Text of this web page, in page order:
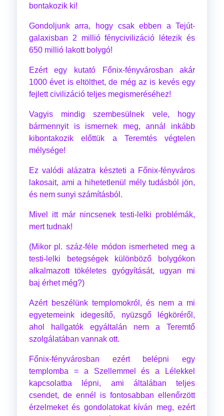
bontakozik ki!
Gondoljunk arra, hogy csak ebben a Tejút-
galaxisban 2 millió fénycivilizáció létezik és
650 millió lakott bolygó!
Ezért egy kutató Főnix-fényvárosban akár
1000 évet is eltölthet, de még az is kevés egy
fejlett civilizáció teljes megismeréséhez!
Vagyis mindig szembesülnek vele, hogy
bármennyit is ismernek meg, annál inkább
kibontakozik előttük a Teremtés végtelen
mélysége!
Ez valódi alázatra készteti a Főnix-fényváros
lakosait, ami a hihetetlenül mély tudásból jön,
és nem sunyi számításból.
Mivel itt már nincsenek testi-lelki problémák,
mert tudnak!
(Mikor pl. száz-féle módon ismerheted meg a
testi-lelki betegségek különböző bolygókon
alkalmazott tökéletes gyógyítását, ugyan mi
baj érhet még?)
Azért beszélünk templomokról, és nem a mi
egyetemeink idegesítő, nyüzsgő légköréről,
ahol hallgatók egyáltalán nem a Teremtő
szolgálatában vannak ott.
Főnix-fényvárosban ezért belépni egy
templomba = a Szellemmel és a Lélekkel
kapcsolatba lépni, ami általában teljes
csendet, de ennél is fontosabban ellenőrzött
érzelmeket és gondolatokat kíván meg, ezért